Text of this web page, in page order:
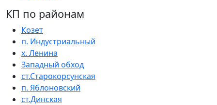
КП по районам
Козет
п. Индустриальный
х. Ленина
Западный обход
ст.Старокорсунская
п. Яблоновский
ст.Динская